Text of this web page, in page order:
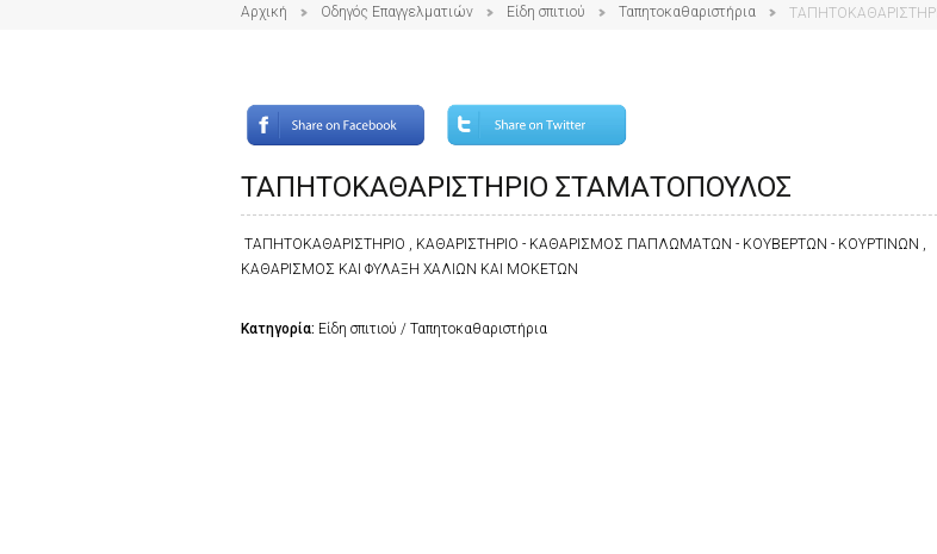
Αρχική Οδηγός Επαγγελματιών Είδη σπιτιού Ταπητοκαθαριστήρια
ΤΑΠΗΤΟΚΑΘΑΡΙΣΤΗΡΙΟ ΣΤΑΜΑΤΟΠΟΥΛΟΣ
ΤΑΠΗΤΟΚΑΘΑΡΙΣΤΗΡΙΟ , ΚΑΘΑΡΙΣΤΗΡΙΟ - ΚΑΘΑΡΙΣΜΟΣ ΠΑΠΛΩΜΑΤΩΝ - ΚΟΥΒΕΡΤΩΝ - ΚΟΥΡΤΙΝΩΝ ,
ΚΑΘΑΡΙΣΜΟΣ ΚΑΙ ΦΥΛΑΞΗ ΧΑΛΙΩΝ ΚΑΙ ΜΟΚΕΤΩΝ
Κατηγορία: Είδη σπιτιού / Ταπητοκαθαριστήρια